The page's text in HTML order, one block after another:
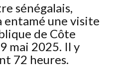
sénégalais,
entamé une visite
de Côte
mai 2025. Il y
72 heures.